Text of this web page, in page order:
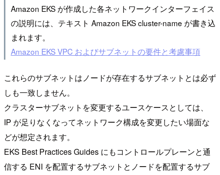
Amazon EKS が作成した各ネットワークインターフェイス
の説明には、テキスト Amazon EKS cluster-name が書き込
まれます。
Amazon EKS VPC およびサブネットの要件と考慮事項
これらのサブネットはノードが存在するサブネットとは必ず
しも一致しません。
クラスターサブネットを変更するユースケースとしては、
IP が足りなくなってネットワーク構成を変更したい場面な
どが想定されます。
EKS Best Practices Guides にもコントロールプレーンと通
信する ENI を配置するサブネットとノードを配置するサブ